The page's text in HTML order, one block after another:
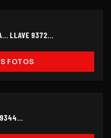
LLAVE 9372...
FOTOS